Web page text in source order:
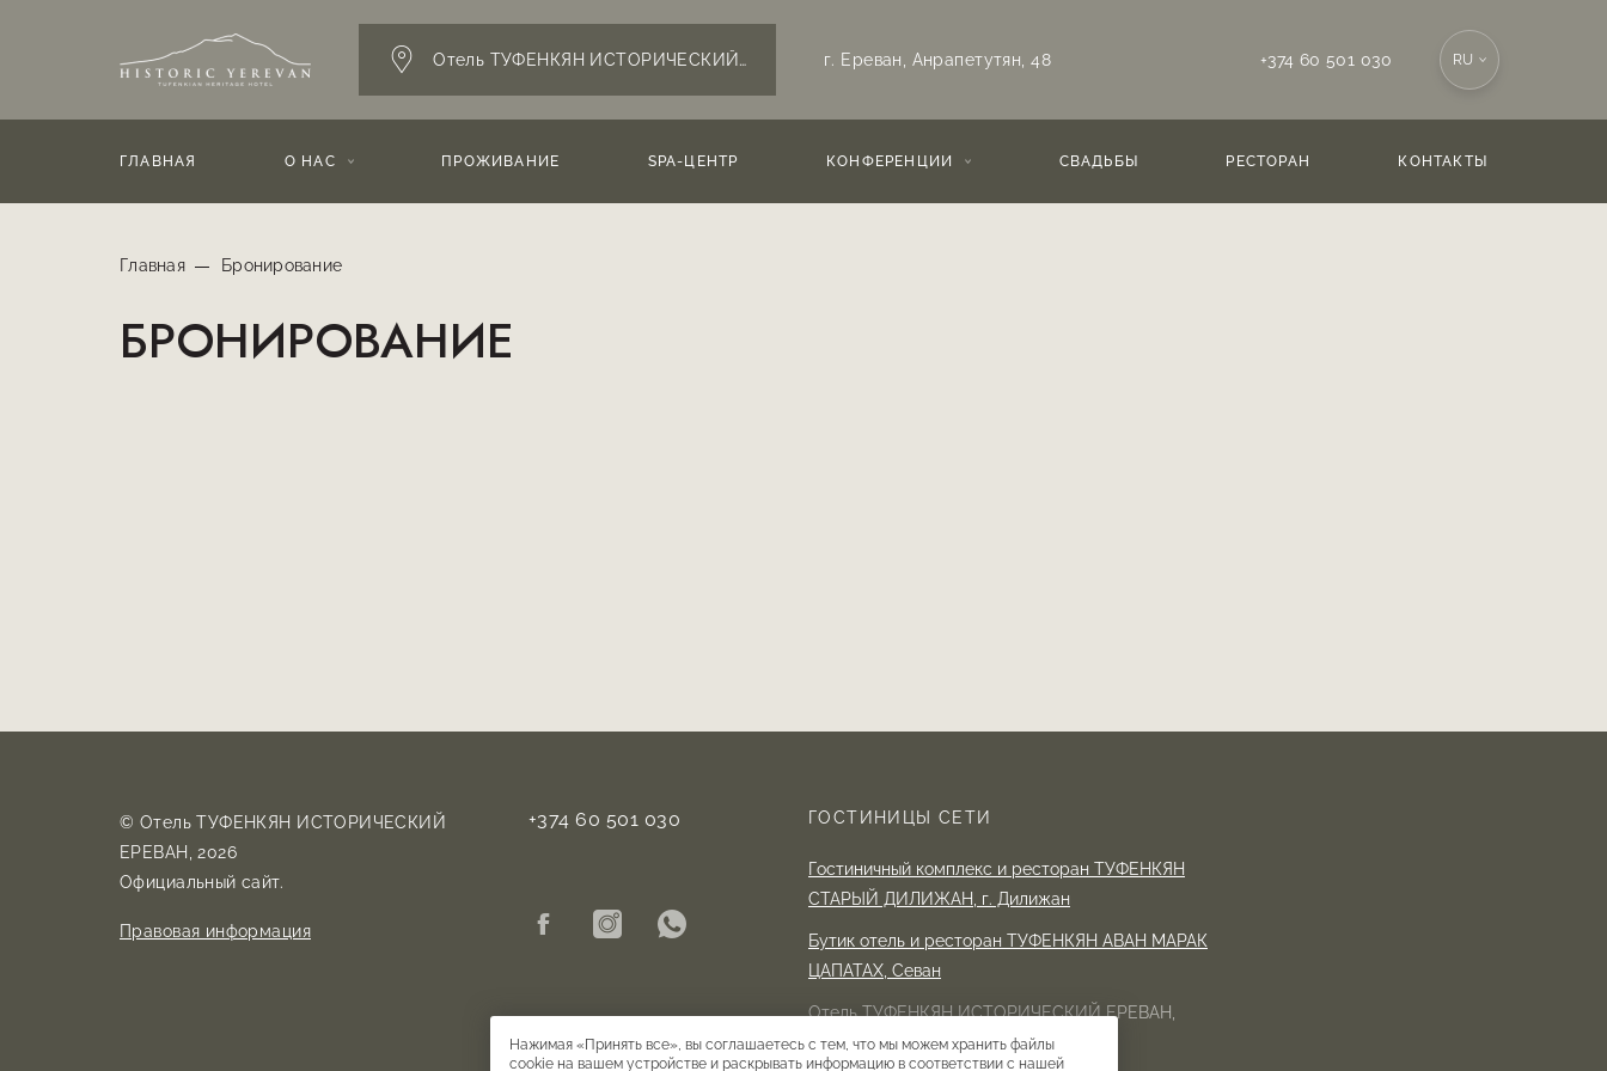
Нажимая «Принять все», вы соглашаетесь с тем, что мы можем хранить файлы
cookie на вашем устройстве и раскрывать информацию в соответствии с нашей
Отель ТУФЕНКЯН ИСТОРИЧЕСКИЙ ЕРЕВАН, г. Ереван
г. Ереван, Анрапетутян, 48 +374 60 501 030 RU
ГЛАВНАЯ О НАС ПРОЖИВАНИЕ SPA-ЦЕНТР КОНФЕРЕНЦИИ СВАДЬБЫ РЕСТОРАН КОНТАКТЫ
Главная Бронирование
БРОНИРОВАНИЕ
© Отель ТУФЕНКЯН ИСТОРИЧЕСКИЙ
ЕРЕВАН, 2026
Официальный сайт.
Правовая информация
+374 60 501 030 ГОСТИНИЦЫ СЕТИ
Гостиничный комплекс и ресторан ТУФЕНКЯН
СТАРЫЙ ДИЛИЖАН, г. Дилижан
Бутик отель и ресторан ТУФЕНКЯН АВАН МАРАК
ЦАПАТАХ, Севан
Отель ТУФЕНКЯН ИСТОРИЧЕСКИЙ ЕРЕВАН,
г. Ереван